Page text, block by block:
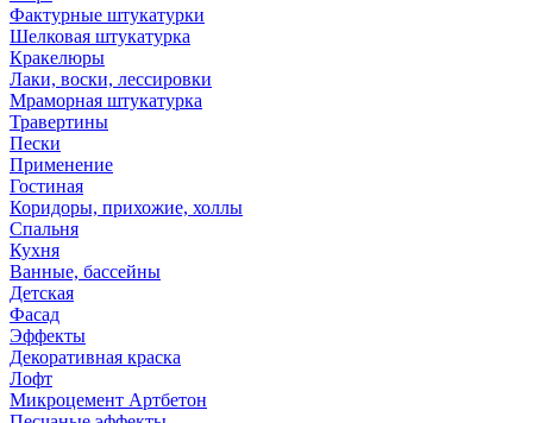
Фактурные штукатурки
Шелковая штукатурка
Кракелюры
Лаки, воски, лессировки
Мраморная штукатурка
Травертины
Пески
Применение
Гостиная
Коридоры, прихожие, холлы
Спальня
Кухня
Ванные, бассейны
Детская
Фасад
Эффекты
Декоративная краска
Лофт
Микроцемент Артбетон